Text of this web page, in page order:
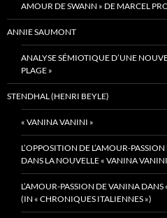
AMOUR DE SWANN » DE MARCEL
ANNIE SAUMONT
ANALYSE SÉMIOTIQUE D’UNE
PLAGE »
STENDHAL (HENRI BEYLE)
« VANINA VANINI »
L’OPPOSITION DE L’AMOUR-
DANS LA NOUVELLE « VANINA
L’AMOUR-PASSION DE VANINA
(IN « CHRONIQUES ITALIENNES »)